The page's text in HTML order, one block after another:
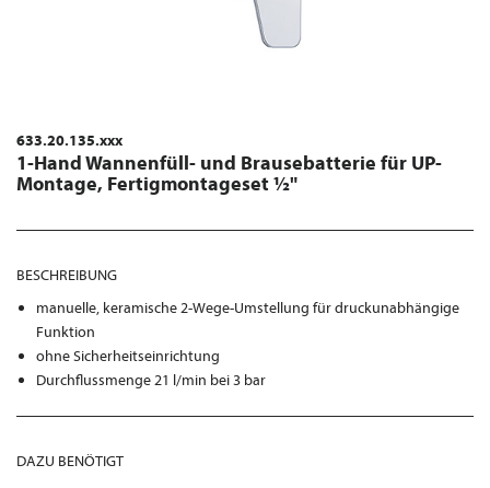
633.20.135.xxx
1-Hand Wannenfüll- und Brausebatterie für UP-
Montage, Fertigmontageset ½"
BESCHREIBUNG
manuelle, keramische 2-Wege-Umstellung für druckunabhängige
Funktion
ohne Sicherheitseinrichtung
Durchflussmenge 21 l/min bei 3 bar
DAZU BENÖTIGT